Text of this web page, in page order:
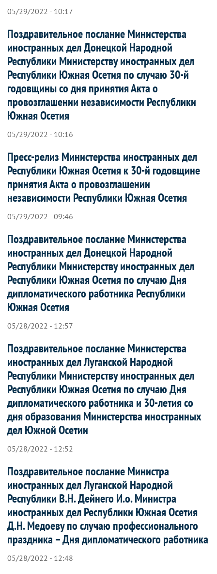
05/29/2022 - 10:17
Поздравительное послание Министерства
иностранных дел Донецкой Народной
Республики Министерству иностранных дел
Республики Южная Осетия по случаю 30-й
годовщины со дня принятия Акта о
провозглашении независимости Республики
Южная Осетия
05/29/2022 - 10:16
Пресс-релиз Министерства иностранных дел
Республики Южная Осетия к 30-й годовщине
принятия Акта о провозглашении
независимости Республики Южная Осетия
05/29/2022 - 09:46
Поздравительное послание Министерства
иностранных дел Донецкой Народной
Республики Министерству иностранных дел
Республики Южная Осетия по случаю Дня
дипломатического работника Республики
Южная Осетия
05/28/2022 - 12:57
Поздравительное послание Министерства
иностранных дел Луганской Народной
Республики Министерству иностранных дел
Республики Южная Осетия по случаю Дня
дипломатического работника и 30-летия со
дня образования Министерства иностранных
дел Южной Осетии
05/28/2022 - 12:52
Поздравительное послание Министра
иностранных дел Луганской Народной
Республики В.Н. Дейнего И.о. Министра
иностранных дел Республики Южная Осетия
Д.Н. Медоеву по случаю профессионального
праздника – Дня дипломатического работника
05/28/2022 - 12:48